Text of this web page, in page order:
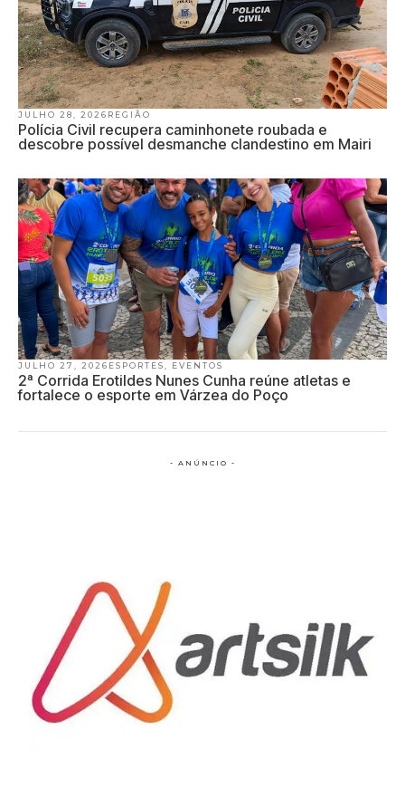
JULHO 28, 2026 REGIÃO
Polícia Civil recupera caminhonete roubada e
descobre possível desmanche clandestino em Mairi
JULHO 27, 2026 ESPORTES EVENTOS
2ª Corrida Erotildes Nunes Cunha reúne atletas e
fortalece o esporte em Várzea do Poço
- ANÚNCIO -